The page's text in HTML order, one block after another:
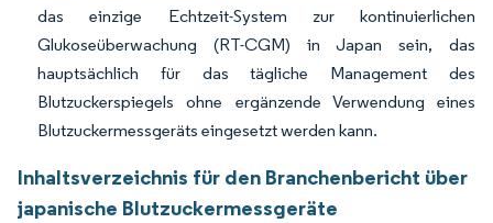
das einzige Echtzeit-System zur kontinuierlichen
Glukoseüberwachung (RT-CGM) in Japan sein, das
hauptsächlich für das tägliche Management des
Blutzuckerspiegels ohne ergänzende Verwendung eines
Blutzuckermessgeräts eingesetzt werden kann.
Inhaltsverzeichnis für den Branchenbericht über
japanische Blutzuckermessgeräte